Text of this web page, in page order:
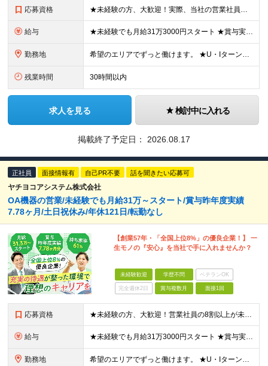
応募資格 ★未経験の方、大歓迎！実際、当社の営業社員の8〜9割が未経験からのスタートです。 ■学歴不問 ■32歳以下の方（若年層の長期キャリア形成のため） ■第二新卒／社会人未経験の方もOK ＼こんな方を歓迎
給与 ★未経験でも月給31万3000円スタート ★賞与実績7.78ヶ月分（昨年度） 月給31万3000円～36万5000円（一律営業手当含む）＋販売奨励金＋賞与年2回 ☆入社1～3年目では最高月収40万～
勤務地 希望のエリアでずっと働けます。 ★U・Iターン大歓迎！ ★特に「岡山・広島・福岡・名古屋・横浜」は採用強化中です！ 【東北】 ■東北支店 宮城県仙台市若林区卸町2-1-19 【関東】 ■横浜営業所
残業時間 30時間以内
求人を見る 検討中に入れる
掲載終了予定日： 2026.08.17
正社員 面接情報有 自己PR不要 話を聞きたい応募可
ヤチヨコアシステム株式会社
OA機器の営業/未経験でも月給31万～スタート/賞与昨年度実績
7.78ヶ月/土日祝休み/年休121日/転勤なし
【創業57年・「全国上位8%」の優良企業！】 一
生モノの『安心』を当社で手に入れませんか？
未経験歓迎 学歴不問 ベテランOK
完全週休2日 賞与複数月 面接1回
応募資格 ★未経験の方、大歓迎！営業社員の8割以上が未経験スタートです。 ■学歴不問 ■32歳以下の方（若年層の長期キャリア形成のため） ■第二新卒／社会人経験不問 ＼こんな方を歓迎します！／ □チームで協力
給与 ★未経験でも月給31万3000円スタート ★賞与実績7.78ヶ月分（昨年度） 月給31万3000円～36万5000円（一律営業手当含む）＋販売奨励金＋賞与年2回 ☆入社1～3年目では最高月収40万～
勤務地 希望のエリアでずっと働けます。 ★U・Iターン大歓迎！ ★特に「岡山・広島・福岡・名古屋・横浜」は採用強化中です！ 【東北】 ■東北支店 宮城県仙台市若林区卸町2-1-19 【関東】 ■横浜営業所